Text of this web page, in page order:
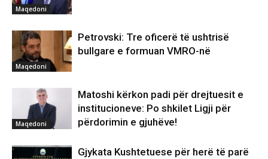
Maqedoni
Maqedoni
Petrovski: Tre oficerë të ushtrisë
bullgare e formuan VMRO-në
Maqedoni
Matoshi kërkon padi për drejtuesit e
institucioneve: Po shkilet Ligji për
përdorimin e gjuhëve!
Gjykata Kushtetuese për herë të parë